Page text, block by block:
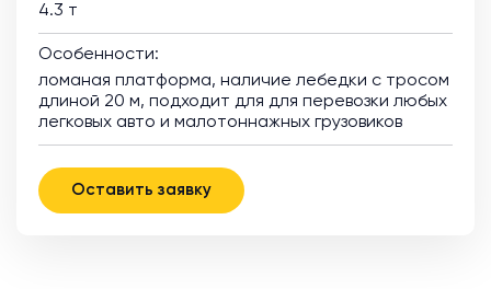
4.3 т
Особенности:
ломаная платформа, наличие лебедки с тросом
длиной 20 м, подходит для для перевозки любых
легковых авто и малотоннажных грузовиков
Оставить заявку